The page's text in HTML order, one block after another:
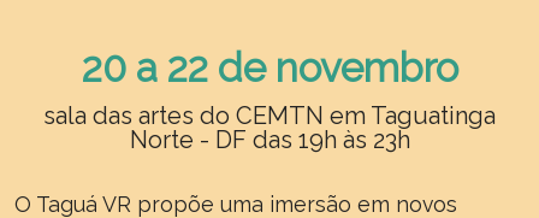
20 a 22 de novembro
sala das artes do CEMTN em Taguatinga
Norte - DF das 19h às 23h
O Taguá VR propõe uma imersão em novos